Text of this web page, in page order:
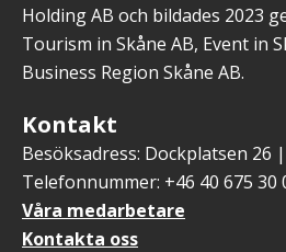
Holding AB och bildades 2023
Tourism in Skåne AB, Event in
Business Region Skåne AB.
Kontakt
Besöksadress: Dockplatsen 26
Telefonnummer: +46 40 675 30
Våra medarbetare
Kontakta oss